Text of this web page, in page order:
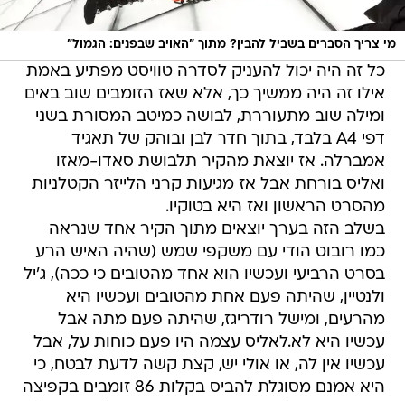
מי צריך הסברים בשביל להבין? מתוך "האויב שבפנים: הגמול"
כל זה היה יכול להעניק לסדרה טוויסט מפתיע באמת
אילו זה היה ממשיך כך, אלא שאז הזומבים שוב באים
ומילה שוב מתעוררת, לבושה כמיטב המסורת בשני
דפי A4 בלבד, בתוך חדר לבן ובוהק של תאגיד
אמברלה. אז יוצאת מהקיר תלבושת סאדו-מאזו
ואליס בורחת אבל אז מגיעות קרני הלייזר הקטלניות
מהסרט הראשון ואז היא בטוקיו.
בשלב הזה בערך יוצאים מתוך הקיר אחד שנראה
כמו רובוט הודי עם משקפי שמש (שהיה האיש הרע
בסרט הרביעי ועכשיו הוא אחד מהטובים כי ככה), ג'יל
ולנטיין, שהיתה פעם אחת מהטובים ועכשיו ‏היא
מהרעים, ומישל רודריגז, שהיתה פעם מתה אבל
עכשיו היא ‏לא.לאליס עצמה היו פעם כוחות על, ‏אבל
עכשיו אין לה, או אולי יש, קצת קשה לדעת לבטח, כי
היא אמנם ‏מסוגלת להביס בקלות 86 זומבים ‏בקפיצה